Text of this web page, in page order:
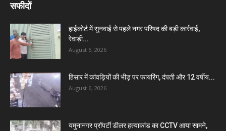
सफीदों
हाईकोर्ट में सुनवाई से पहले नगर परिषद की बड़ी कार्रवाई,
रेवाड़ी...
August 6, 2026
हिसार में कांवड़ियों की भीड़ पर फायरिंग, दंपती और 12 वर्षीय...
August 6, 2026
यमुनानगर प्रॉपर्टी डीलर हत्याकांड का CCTV आया सामने,